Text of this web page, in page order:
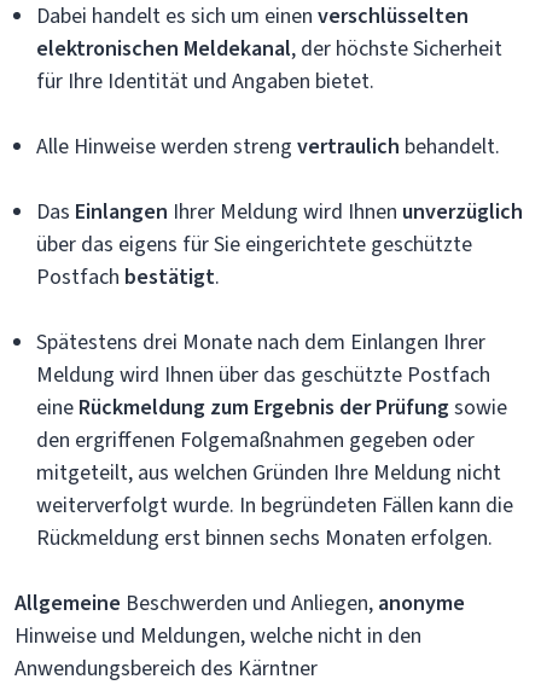
Dabei handelt es sich um einen verschlüsselten
elektronischen Meldekanal, der höchste Sicherheit
für Ihre Identität und Angaben bietet.
Alle Hinweise werden streng vertraulich behandelt.
Das Einlangen Ihrer Meldung wird Ihnen unverzüglich
über das eigens für Sie eingerichtete geschützte
Postfach bestätigt.
Spätestens drei Monate nach dem Einlangen Ihrer
Meldung wird Ihnen über das geschützte Postfach
eine Rückmeldung zum Ergebnis der Prüfungsowie
den ergriffenen Folgemaßnahmen gegeben oder
mitgeteilt, aus welchen Gründen Ihre Meldung nicht
weiterverfolgt wurde. In begründeten Fällen kann die
Rückmeldung erst binnen sechs Monaten erfolgen.
Allgemeine Beschwerden und Anliegen, anonyme
Hinweise und Meldungen, welche nicht in den
Anwendungsbereich des Kärntner